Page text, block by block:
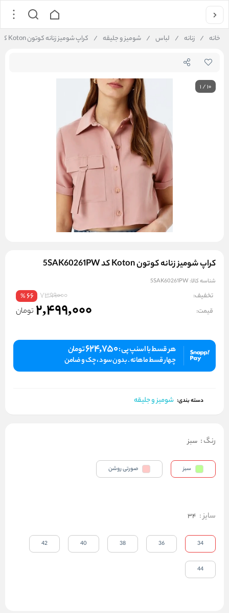
خانه / زنانه / لباس / شومیز و جلیقه / کراپ شومیز زنانه کوتون Koton کد 5SAK60261PW
1/10
کراپ شومیز زنانه کوتون Koton کد 5SAK60261PW
شناسه کالا: 5SAK60261PW
تخفیف: 7399000
66
%
قیمت: 2,499,000 تومان
هر قسط با اسنپ پی :624,750تومان
چهار قسط ماهانه . بدون سود ، چک و ضامن
دسته بندی: شومیز و جلیقه
رنگ: سبز
سبز صورتی روشن
سایز:
34
34
36
38
40
42
44